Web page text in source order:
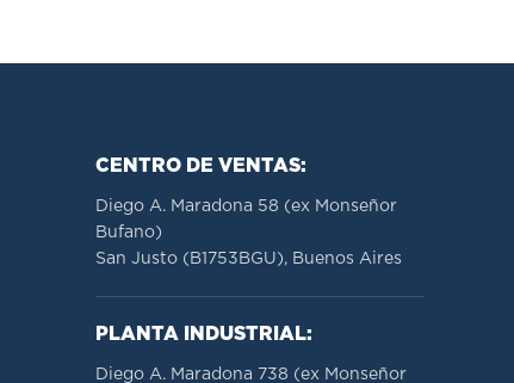
CENTRO DE VENTAS:
Diego A. Maradona 58 (ex Monseñor
Bufano)
San Justo (B1753BGU), Buenos Aires
PLANTA INDUSTRIAL:
Diego A. Maradona 738 (ex Monseñor